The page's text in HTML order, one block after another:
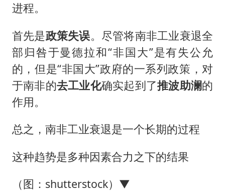
进程。
首先是政策失误。尽管将南非工业衰退全
部归咎于曼德拉和“非国大”是有失公允
的，但是“非国大”政府的一系列政策，对
于南非的去工业化确实起到了推波助澜的
作用。
总之，南非工业衰退是一个长期的过程
这种趋势是多种因素合力之下的结果
（图：shutterstock）▼